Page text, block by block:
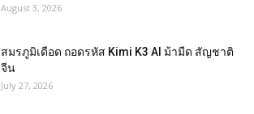
August 3, 2026
สมรภูมิเดือด ถอดรหัส Kimi K3 AI ม้ามืด สัญชาติ
จีน
July 27, 2026